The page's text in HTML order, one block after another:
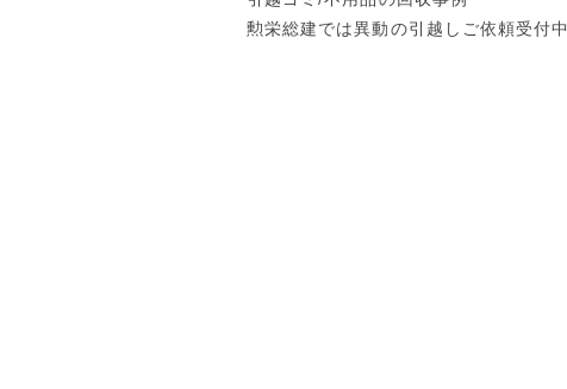
勲栄総建では異動の引越しご依頼受付中